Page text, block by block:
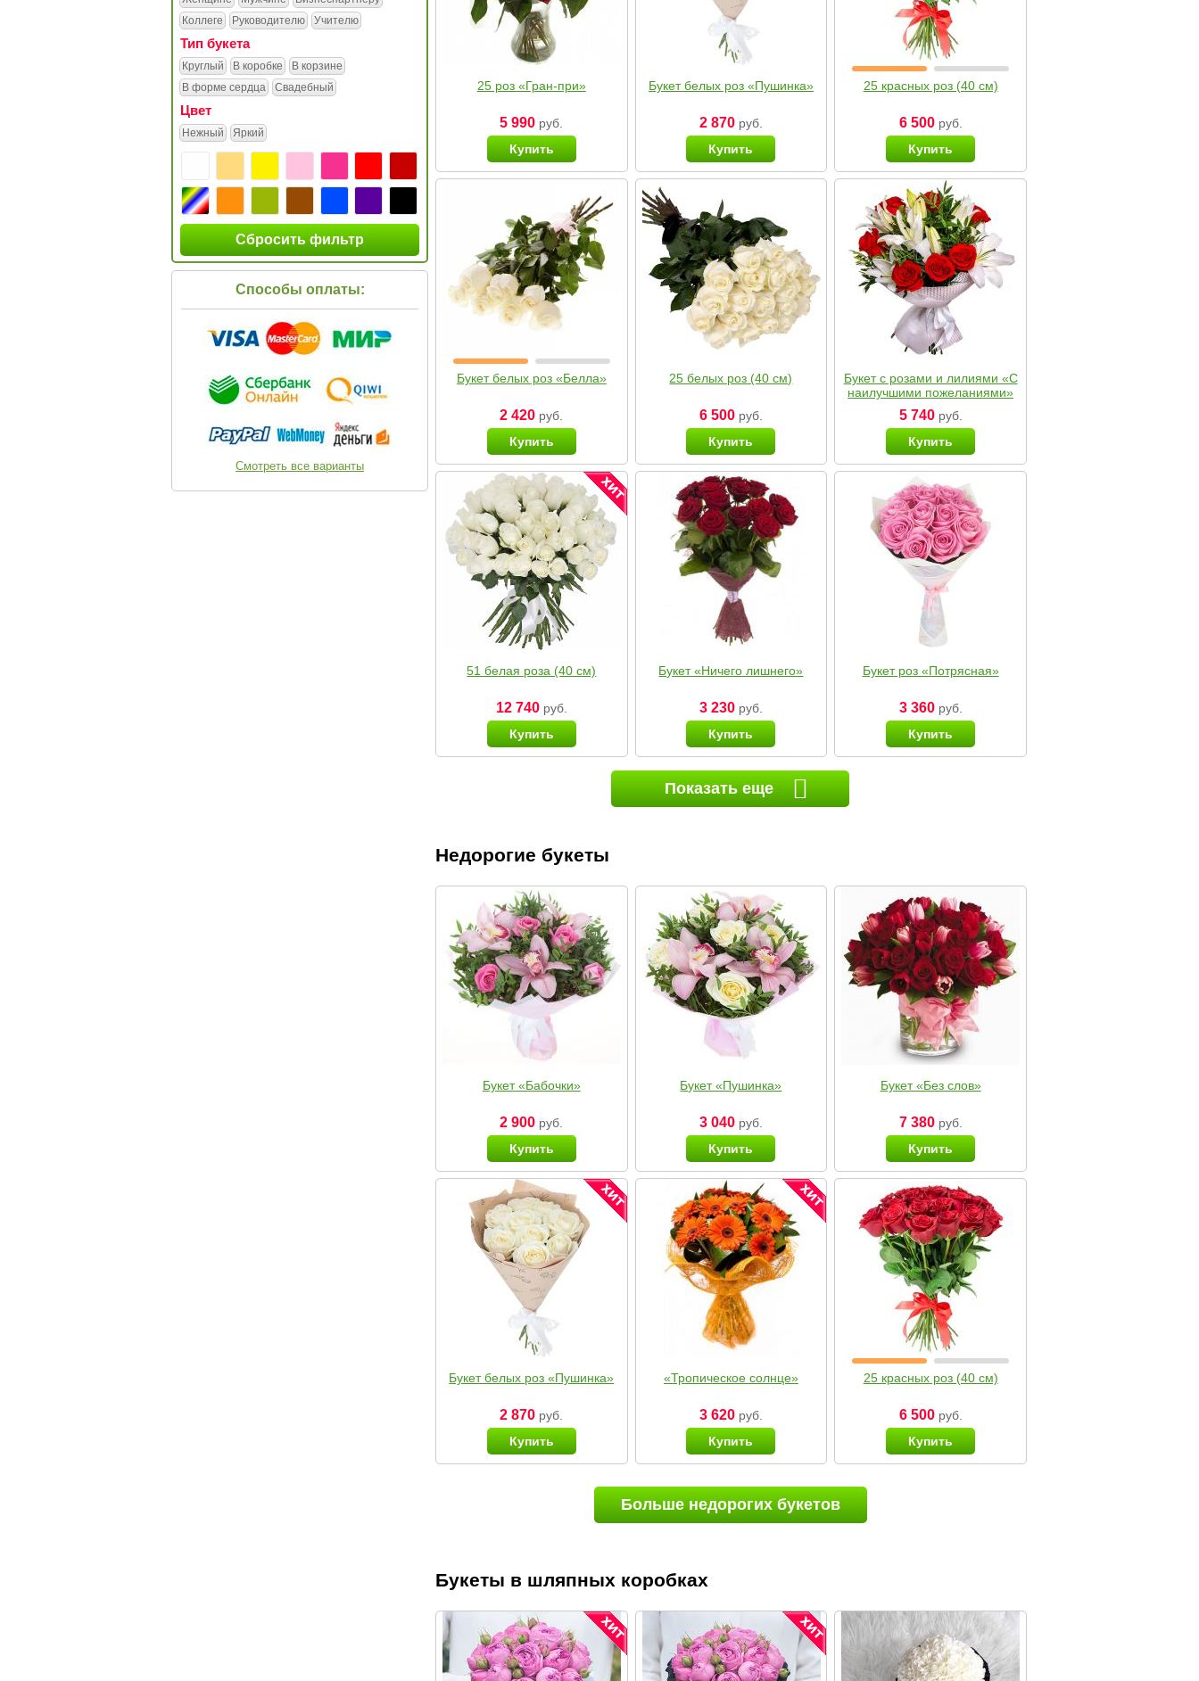
Коллеге
Руководителю Учителю
Тип букета
Круглый В коробке
В корзине
В форме сердца
Свадебный
Цвет
Нежный Яркий
Сбросить фильтр
Способы оплаты:
Смотреть все варианты
25 роз «Гран-при»
5 990 руб.
Купить
Букет белых роз «Пушинка»
2 870руб.
Купить
25 красных роз (40 см)
6 500руб.
Купить
Букет белых роз «Белла»
2 420 руб.
Купить
25 белых роз (40 см)
6 500руб.
Купить
Букет с розами и лилиями «С
наилучшими пожеланиями»
5 740руб.
Купить
51 белая роза (40 см)
12 740руб.
Купить
Букет «Ничего лишнего»
3 230руб.
Купить
Букет роз «Потрясная»
3 360руб.
Купить
Показать еще
Недорогие букеты
Букет «Бабочки»
2 900 руб.
Купить
Букет «Пушинка»
3 040руб.
Купить
Букет «Без слов»
7 380руб.
Купить
Букет белых роз «Пушинка»
2 870 руб.
Купить
«Тропическое солнце»
3 620руб.
Купить
25 красных роз (40 см)
6 500руб.
Купить
Больше недорогих букетов
Букеты в шляпных коробках